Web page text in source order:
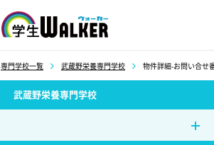
専門学校一覧 武蔵野栄養専門学校 物件詳細-お問い合せ
武蔵野栄養専門学校